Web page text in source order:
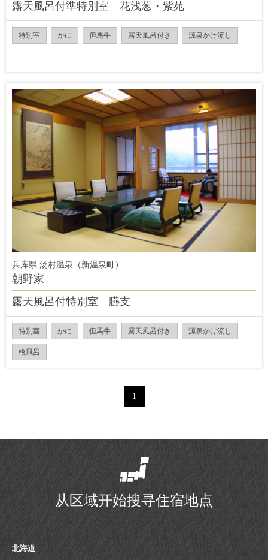
露天風呂付準特別室 花浅葱・紫苑
特別室 かに 但馬牛 露天風呂付き 源泉かけ流し
兵库県 汤村温泉（新温泉町）
朝野家
露天風呂付特別室 臙支
特別室 かに 但馬牛 露天風呂付き 源泉かけ流し
檜風呂
1
从区域开始搜寻住宿地点
北海道